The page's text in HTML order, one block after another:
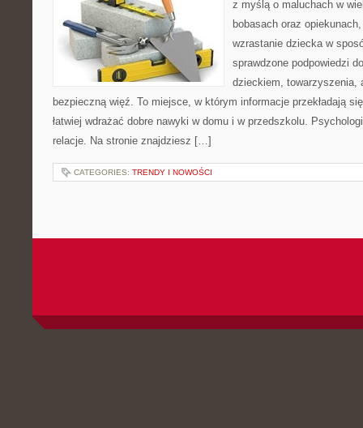
z myślą o maluchach w
bobasach oraz
wzrastanie dziecka w
sprawdzone podpowiedzi
dzieckiem, towarzyszenia,
bezpieczną więź. To miejsce, w którym informacje przekładają
łatwiej wdrażać dobre nawyki w domu i w przedszkolu.
relacje. Na stronie znajdziesz […]
CATEGORIES: TRENDY I NOWOŚCI